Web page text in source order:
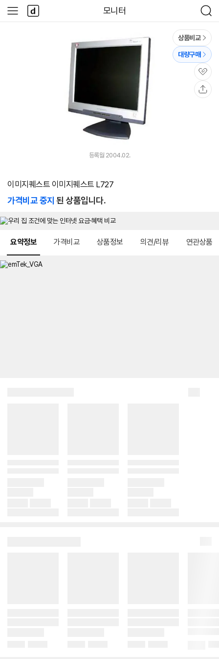
모니터
검
색
사
이
다
나
와
상품비교
대량구매
관
심
등록월 2004.02.
이미지퀘스트 이미지퀘스트 L727
가격비교 중지 된 상품입니다.
요약정보 가격비교 상품정보 의견/리뷰 연관상품